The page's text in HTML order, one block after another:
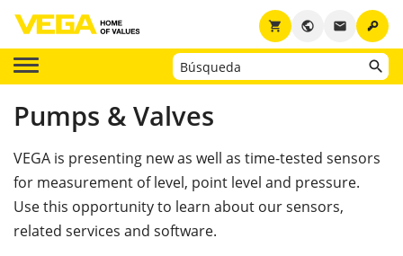
key
email
public
shopping_cart
Pumps & Valves
VEGA is presenting new as well as time-tested sensors
for measurement of level, point level and pressure.
Use this opportunity to learn about our sensors,
related services and software.